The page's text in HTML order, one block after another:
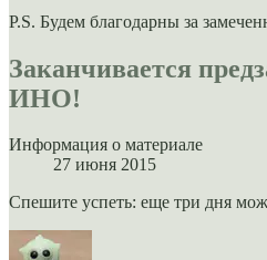
P.S. Будем благодарны за
Заканчивается
ИНО!
Информация о материале
27 июня 2015
Спешите успеть: еще три дня